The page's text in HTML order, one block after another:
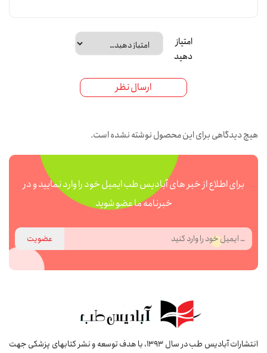
امتیاز
دهید
ارسال نظر
هیچ دیدگاهی برای این محصول نوشته نشده است.
برای اطلاع از خبر های آبادیس طب ایمیل خود را وارد نمایید و در
خبرنامه ما عضو شوید
عضویت
انتشارات آبادیس طب در سال 1393، با هدف توسعه و نشر کتابهای پزشکی جهت